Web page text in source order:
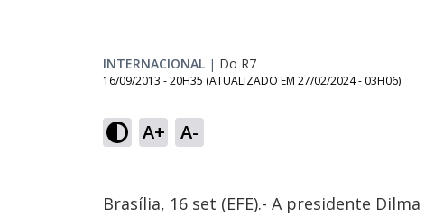
INTERNACIONAL | Do R7
16/09/2013 - 20H35 (ATUALIZADO EM 27/02/2024 - 03H06)
A+ A-
Brasília, 16 set (EFE).- A presidente